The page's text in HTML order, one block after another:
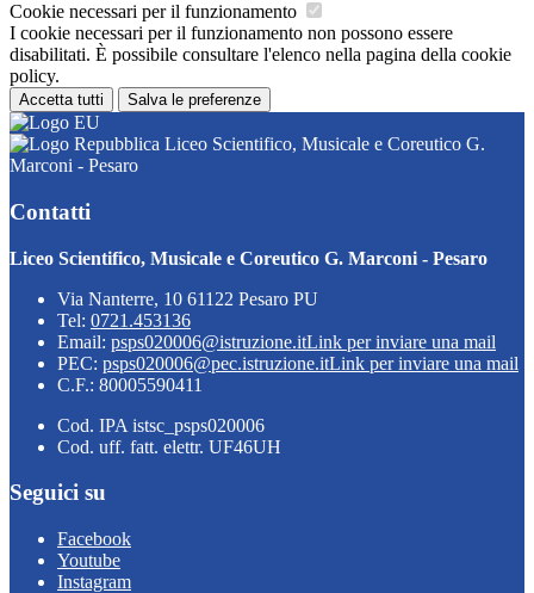
Cookie necessari per il funzionamento
I cookie necessari per il funzionamento non possono essere
disabilitati. È possibile consultare l'elenco nella pagina della cookie
policy.
Accetta tutti Salva le preferenze
Liceo Scientifico, Musicale e Coreutico G.
Marconi - Pesaro
Contatti
Liceo Scientifico, Musicale e Coreutico G. Marconi - Pesaro
Via Nanterre, 10 61122 Pesaro PU
Tel: 0721.453136
Email: psps020006@istruzione.itLink per inviare una mail
PEC: psps020006@pec.istruzione.itLink per inviare una mail
C.F.: 80005590411
Cod. IPA istsc_psps020006
Cod. uff. fatt. elettr. UF46UH
Seguici su
Facebook
Youtube
Instagram